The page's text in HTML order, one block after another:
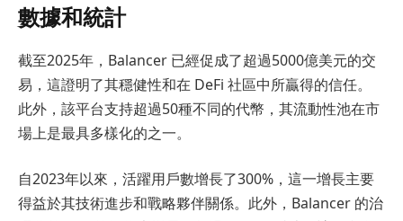
數據和統計
截至2025年，Balancer 已經促成了超過5000億美元的交
易，這證明了其穩健性和在 DeFi 社區中所贏得的信任。
此外，該平台支持超過50種不同的代幣，其流動性池在市
場上是最具多樣化的之一。
自2023年以來，活躍用戶數增長了300%，這一增長主要
得益於其技術進步和戰略夥伴關係。此外，Balancer 的治